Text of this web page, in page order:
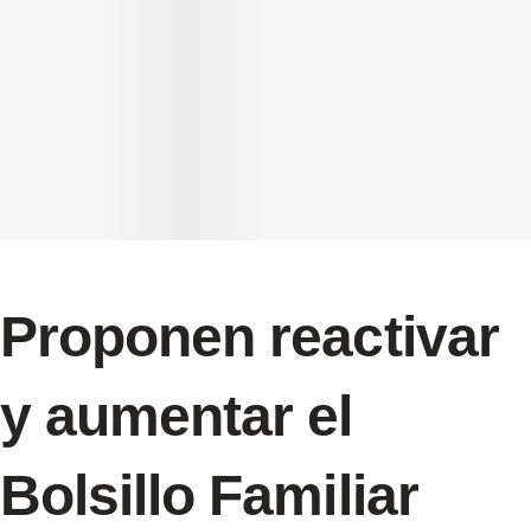
Proponen reactivar
y aumentar el
Bolsillo Familiar